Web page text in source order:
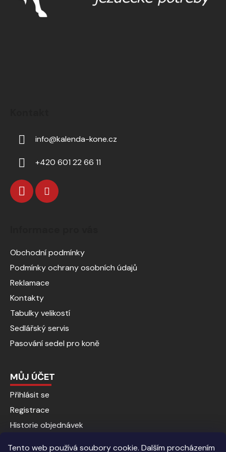
Tento web používá soubory cookie. Dalším procházením
info@kalenda-kone.cz
+420 601 22 66 11
Obchodní podmínky
Podmínky ochrany osobních údajů
Reklamace
Kontakty
Tabulky velikostí
Sedlářský servis
Pasování sedel pro koně
MŮJ ÚČET
Přihlásit se
Registrace
Historie objednávek